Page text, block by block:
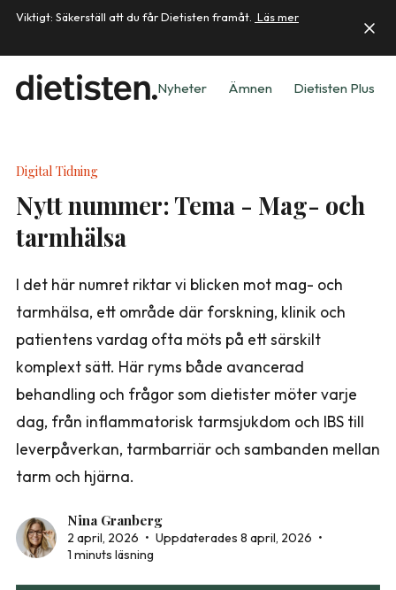
Viktigt: Säkerställ att du får Dietisten framåt. Läs mer
Nyheter Ämnen Dietisten Plus
Digital Tidning
Nytt nummer: Tema - Mag- och
tarmhälsa
I det här numret riktar vi blicken mot mag- och
tarmhälsa, ett område där forskning, klinik och
patientens vardag ofta möts på ett särskilt
komplext sätt. Här ryms både avancerad
behandling och frågor som dietister möter varje
dag, från inflammatorisk tarmsjukdom och IBS till
leverpåverkan, tarmbarriär och sambanden mellan
tarm och hjärna.
Nina Granberg
2 april, 2026 • Uppdaterades 8 april, 2026 •
1 minuts läsning